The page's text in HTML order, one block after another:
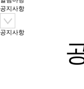
공지사항
공지사항